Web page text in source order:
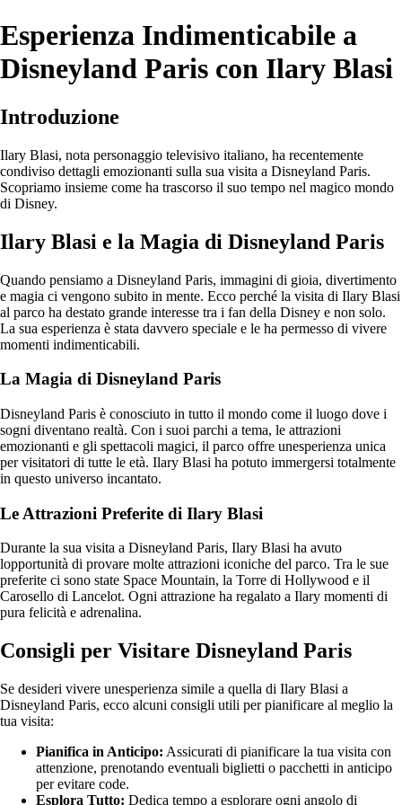
Esperienza Indimenticabile a
Disneyland Paris con Ilary Blasi
Introduzione
Ilary Blasi, nota personaggio televisivo italiano, ha recentemente
condiviso dettagli emozionanti sulla sua visita a Disneyland Paris.
Scopriamo insieme come ha trascorso il suo tempo nel magico mondo
di Disney.
Ilary Blasi e la Magia di Disneyland Paris
Quando pensiamo a Disneyland Paris, immagini di gioia, divertimento
e magia ci vengono subito in mente. Ecco perché la visita di Ilary Blasi
al parco ha destato grande interesse tra i fan della Disney e non solo.
La sua esperienza è stata davvero speciale e le ha permesso di vivere
momenti indimenticabili.
La Magia di Disneyland Paris
Disneyland Paris è conosciuto in tutto il mondo come il luogo dove i
sogni diventano realtà. Con i suoi parchi a tema, le attrazioni
emozionanti e gli spettacoli magici, il parco offre unesperienza unica
per visitatori di tutte le età. Ilary Blasi ha potuto immergersi totalmente
in questo universo incantato.
Le Attrazioni Preferite di Ilary Blasi
Durante la sua visita a Disneyland Paris, Ilary Blasi ha avuto
lopportunità di provare molte attrazioni iconiche del parco. Tra le sue
preferite ci sono state Space Mountain, la Torre di Hollywood e il
Carosello di Lancelot. Ogni attrazione ha regalato a Ilary momenti di
pura felicità e adrenalina.
Consigli per Visitare Disneyland Paris
Se desideri vivere unesperienza simile a quella di Ilary Blasi a
Disneyland Paris, ecco alcuni consigli utili per pianificare al meglio la
tua visita:
Pianifica in Anticipo: Assicurati di pianificare la tua visita con
attenzione, prenotando eventuali biglietti o pacchetti in anticipo
per evitare code.
Esplora Tutto: Dedica tempo a esplorare ogni angolo di